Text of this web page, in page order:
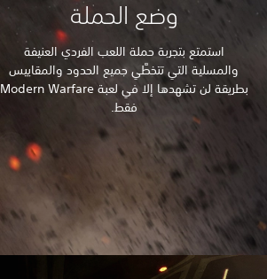
وضع الحملة
استمتع بتجربة حملة اللعب الفردي العنيفة
والمسلية التي تتخطَّي جميع الحدود والمقاييس
بطريقة لن تشهدها إلا في لعبة Modern Warfare
فقط.